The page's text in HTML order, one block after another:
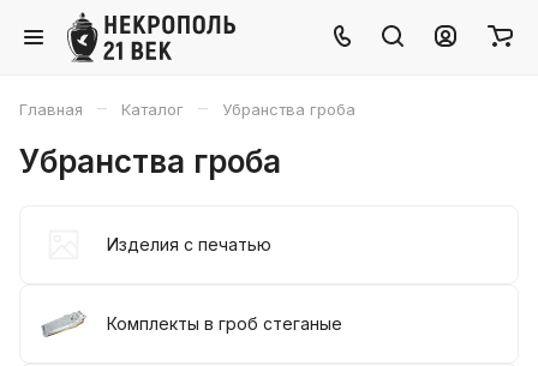
Главная – Каталог – Убранства гроба
Убранства гроба
Изделия с печатью
Комплекты в гроб стеганые